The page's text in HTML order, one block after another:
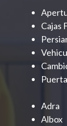
Cajas
Adra
Albox